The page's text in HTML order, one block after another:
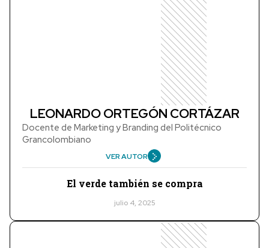
LEONARDO ORTEGÓN CORTÁZAR
Docente de Marketing y Branding del Politécnico
Grancolombiano
VER AUTOR
El verde también se compra
julio 4, 2025